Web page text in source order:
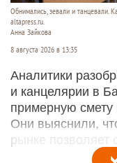
Обнимались, зевали и танцевали.
altapress.ru.
Анна Зайкова
8 августа 2026 в 13:35
Аналитики
и канцелярии в
примерную смету
Они выяснили,
рынке позволяет